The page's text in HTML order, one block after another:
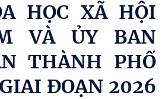
HỌC XÃ HỘI
VÀ ỦY BAN
THÀNH PHỐ
ĐOẠN 2026